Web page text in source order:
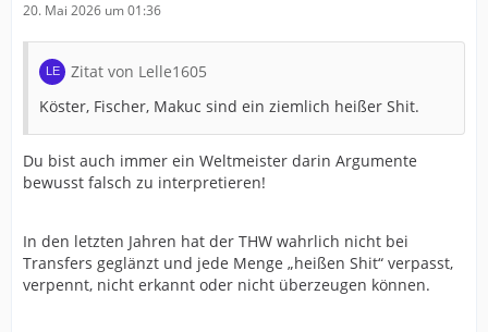
20. Mai 2026 um 01:36
Zitat von Lelle1605
Köster, Fischer, Makuc sind ein ziemlich heißer Shit.
Du bist auch immer ein Weltmeister darin Argumente
bewusst falsch zu interpretieren!
In den letzten Jahren hat der THW wahrlich nicht bei
Transfers geglänzt und jede Menge „heißen Shit“ verpasst,
verpennt, nicht erkannt oder nicht überzeugen können.